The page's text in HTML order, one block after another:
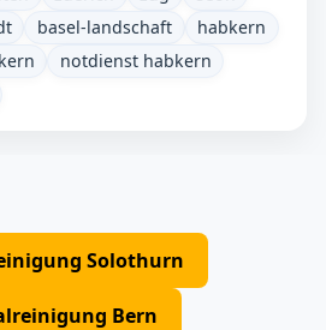
basel-landschaft
habkern
notdienst habkern
Solothurn
Bern